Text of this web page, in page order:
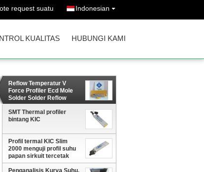
request suatu Indonesian
KUALITAS HUBUNGI KAMI
Reflow Temperatur V
Force Profiler Ecd Mole
Solder Solder Reflow
Solder kic star
SMT Thermal profiler
bintang KIC
Profil termal KIC Slim
2000 menguji profil suhu
papan sirkuit tercetak
Penganalisis Kurva Suhu,